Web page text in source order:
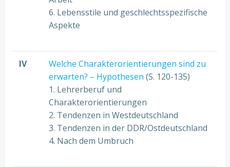
6. Lebensstile und geschlechtsspezifische
Aspekte
IV
Welche Charakterorientierungen sind zu
erwarten? – Hypothesen (S. 120-135)
1. Lehrerberuf und
Charakterorientierungen
2. Tendenzen in Westdeutschland
3. Tendenzen in der DDR/Ostdeutschland
4. Nach dem Umbruch